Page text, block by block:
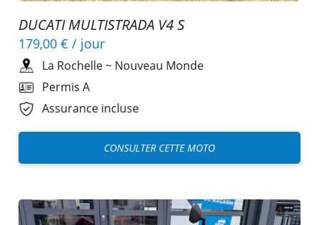
DUCATI MULTISTRADA V4 S
179,00 € / jour
La Rochelle~ Nouveau Monde
Permis A
Assurance incluse
CONSULTER CETTE MOTO